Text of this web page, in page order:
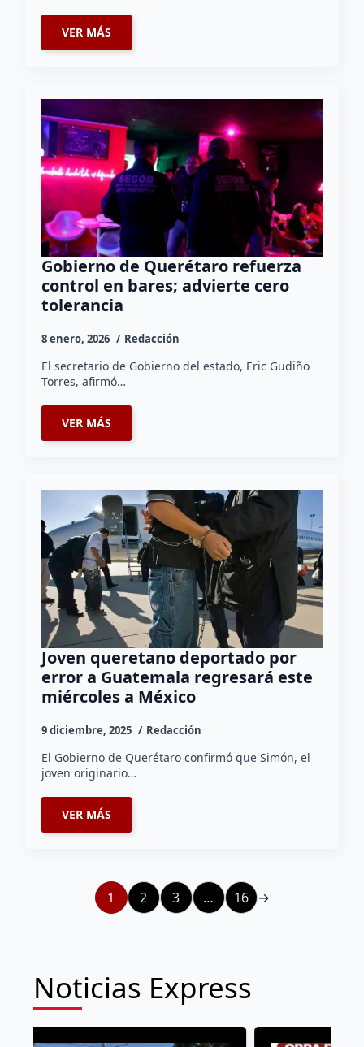
VER MÁS
Gobierno de Querétaro refuerza
control en bares; advierte cero
tolerancia
8 enero, 2026 Redacción
El secretario de Gobierno del estado, Eric Gudiño
Torres, afirmó…
VER MÁS
Joven queretano deportado por
error a Guatemala regresará este
miércoles a México
9 diciembre, 2025 Redacción
El Gobierno de Querétaro confirmó que Simón, el
joven originario…
VER MÁS
1 2 3 … 16 →
Noticias Express